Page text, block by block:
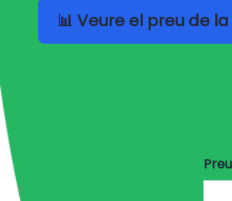
📊 Veure el preu de